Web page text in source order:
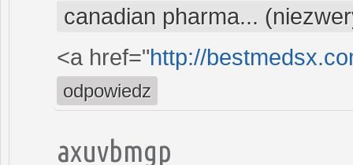
canadian pharma...
<a href="http://
odpowiedz
axuvbmgp